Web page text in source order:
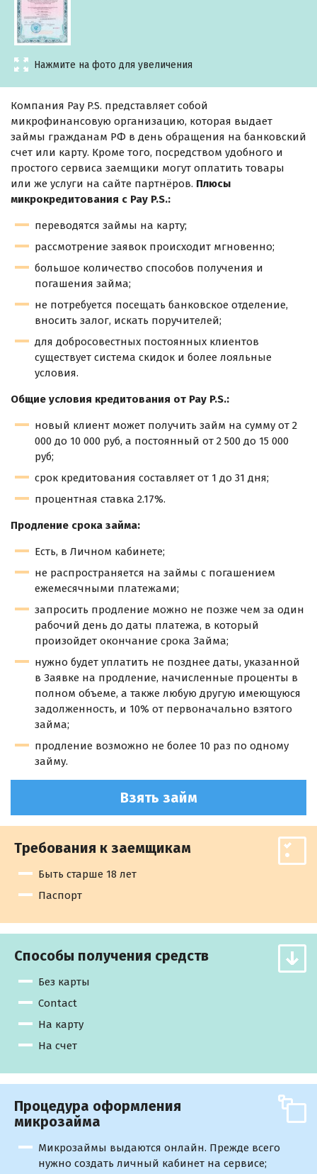
Нажмите на фото для увеличения
Компания Pay P.S. представляет собой
микрофинансовую организацию, которая выдает
займы гражданам РФ в день обращения на банковский
счет или карту. Кроме того, посредством удобного и
простого сервиса заемщики могут оплатить товары
или же услуги на сайте партнёров. Плюсы
микрокредитования с Pay P.S.:
переводятся займы на карту;
рассмотрение заявок происходит мгновенно;
большое количество способов получения и
погашения займа;
не потребуется посещать банковское отделение,
вносить залог, искать поручителей;
для добросовестных постоянных клиентов
существует система скидок и более лояльные
условия.
Общие условия кредитования от Pay P.S.:
новый клиент может получить займ на сумму от 2
000 до 10 000 руб, а постоянный от 2 500 до 15 000
руб;
срок кредитования составляет от 1 до 31 дня;
процентная ставка 2.17%.
Продление срока займа:
Есть, в Личном кабинете;
не распространяется на займы с погашением
ежемесячными платежами;
запросить продление можно не позже чем за один
рабочий день до даты платежа, в который
произойдет окончание срока Займа;
нужно будет уплатить не позднее даты, указанной
в Заявке на продление, начисленные проценты в
полном объеме, а также любую другую имеющуюся
задолженность, и 10% от первоначально взятого
займа;
продление возможно не более 10 раз по одному
займу.
Взять займ
Требования к заемщикам
Быть старше 18 лет
Паспорт
Способы получения средств
Без карты
Contact
На карту
На счет
Процедура оформления
микрозайма
Микрозаймы выдаются онлайн. Прежде всего
нужно создать личный кабинет на сервисе;